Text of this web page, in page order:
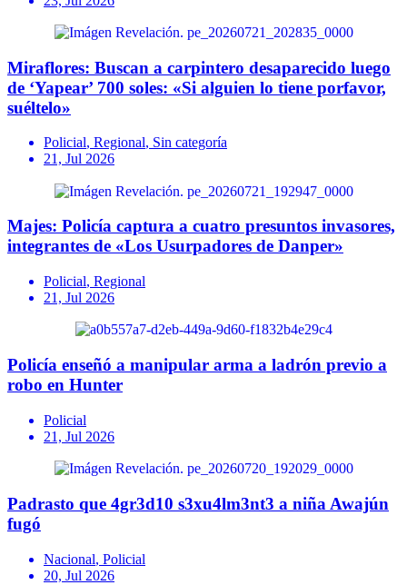
Miraflores: Buscan a carpintero desaparecido luego
de ‘Yapear’ 700 soles: «Si alguien lo tiene porfavor,
suéltelo»
Policial, Regional, Sin categoría
21, Jul 2026
Majes: Policía captura a cuatro presuntos invasores,
integrantes de «Los Usurpadores de Danper»
Policial, Regional
21, Jul 2026
Policía enseñó a manipular arma a ladrón previo a
robo en Hunter
Policial
21, Jul 2026
Padrasto que 4gr3d10 s3xu4lm3nt3 a niña Awajún
fugó
Nacional, Policial
20, Jul 2026